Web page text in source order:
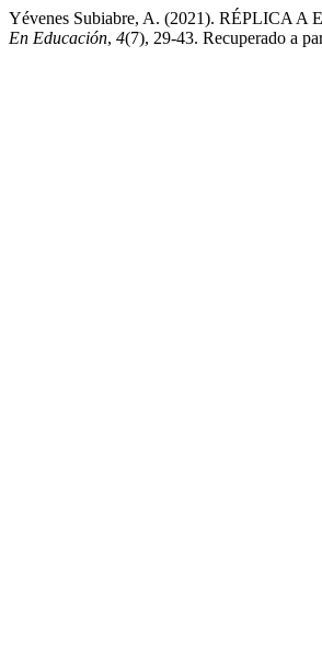
Yévenes Subiabre, A. (2021). RÉPLICA
En Educación, 4(7), 29-43. Recuperado a